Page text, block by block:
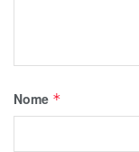
Nome *